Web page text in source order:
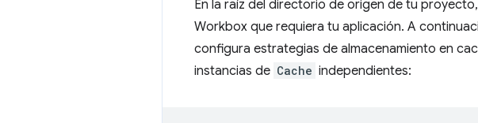
En la raíz del directorio de origen de tu
Workbox que requiera tu aplicación. A
configura estrategias de almacenamiento en
instancias de Cache independientes: